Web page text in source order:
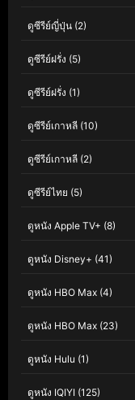
ดูซีรีย์ญี่ปุ่น (2)
ดูซีรีย์ฝรั่ง (5)
ดูซีรีย์ฝรั่ง (1)
ดูซีรีย์เกาหลี (10)
ดูซีรีย์เกาหลี (2)
ดูซีรีย์ไทย (5)
ดูหนัง Apple TV+ (8)
ดูหนัง Disney+ (41)
ดูหนัง HBO Max (4)
ดูหนัง HBO Max (23)
ดูหนัง Hulu (1)
ดูหนัง IQIYI (125)